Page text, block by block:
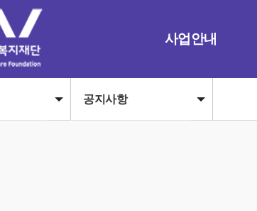
사업안내
공지사항